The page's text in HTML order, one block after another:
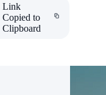
Link
Copied to
Clipboard